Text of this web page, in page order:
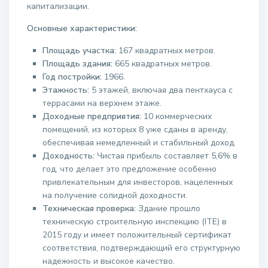
капитализации.
Основные характеристики:
Площадь участка: 167 квадратных метров.
Площадь здания: 665 квадратных метров.
Год постройки: 1966.
Этажность: 5 этажей, включая два пентхауса с
террасами на верхнем этаже.
Доходные предприятия: 10 коммерческих
помещений, из которых 8 уже сданы в аренду,
обеспечивая немедленный и стабильный доход.
Доходность: Чистая прибыль составляет 5,6% в
год, что делает это предложение особенно
привлекательным для инвесторов, нацеленных
на получение солидной доходности.
Техническая проверка: Здание прошло
техническую строительную инспекцию (ITE) в
2015 году и имеет положительный сертификат
соответствия, подтверждающий его структурную
надежность и высокое качество.